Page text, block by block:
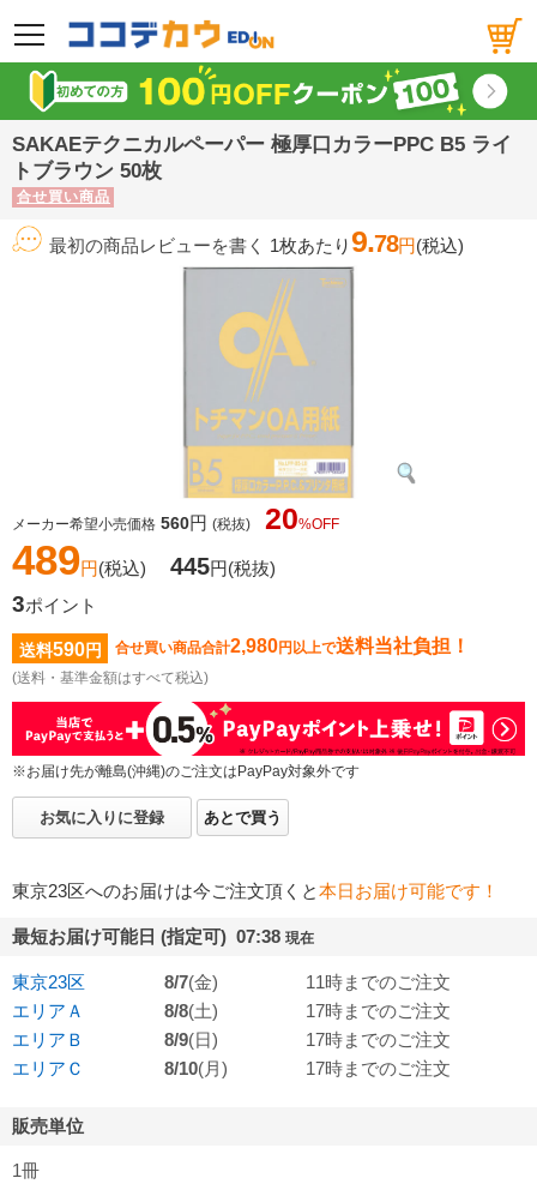
メニュー
SAKAEテクニカルペーパー 極厚口カラーPPC B5 ライ
トブラウン 50枚
合せ買い商品
最初の商品レビューを書く 1枚あたり9.78円(税込)
メーカー希望小売価格 560円 (税抜) 20%OFF
489円(税込) 445円(税抜)
3ポイント
送料590円 合せ買い商品合計2,980円以上で送料当社負担！
(送料・基準金額はすべて税込)
※お届け先が離島(沖縄)のご注文はPayPay対象外です
お気に入りに登録 あとで買う
東京23区へのお届けは今ご注文頂くと本日お届け可能です！
最短お届け可能日 (指定可) 07:38 現在
東京23区 8/7(金)
11時までのご注文
エリアＡ
8/8(土)
17時までのご注文
エリアＢ
8/9(日)
17時までのご注文
エリアＣ
8/10(月) 17時までのご注文
販売単位
1冊